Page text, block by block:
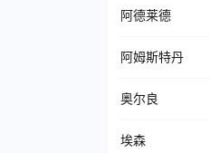
阿德莱德
阿姆斯特丹
奥尔良
埃森